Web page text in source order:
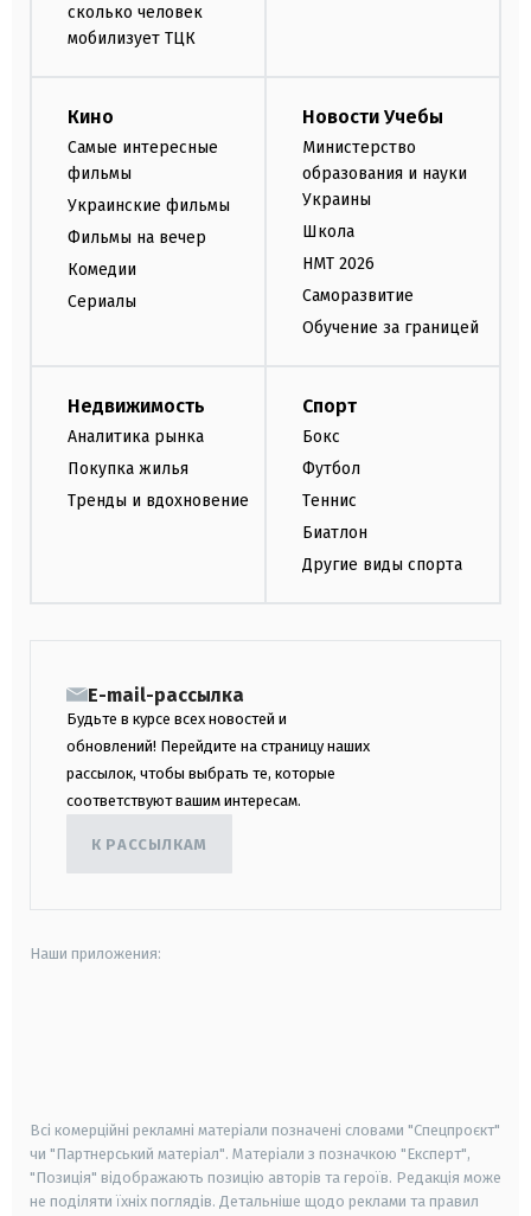
сколько человек
мобилизует ТЦК
Кино
Самые интересные
фильмы
Украинские фильмы
Фильмы на вечер
Комедии
Сериалы
Новости Учебы
Министерство
образования и науки
Украины
Школа
НМТ 2026
Саморазвитие
Обучение за границей
Недвижимость
Аналитика рынка
Покупка жилья
Тренды и вдохновение
Спорт
Бокс
Футбол
Теннис
Биатлон
Другие виды спорта
E-mail-рассылка
Будьте в курсе всех новостей и
обновлений! Перейдите на страницу наших
рассылок, чтобы выбрать те, которые
соответствуют вашим интересам.
К РАССЫЛКАМ
Наши приложения:
Всі комерційні рекламні матеріали позначені словами "Спецпроєкт"
чи "Партнерський матеріал". Матеріали з позначкою "Експерт",
"Позиція" відображають позицію авторів та героїв. Редакція може
не поділяти їхніх поглядів. Детальніше щодо реклами та правил